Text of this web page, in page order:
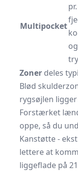
Multipocket
Zoner deles
Blød
rygsøjlen
Forstærket
oppe, så du
Kanstøtte -
lettere at
liggeflade på